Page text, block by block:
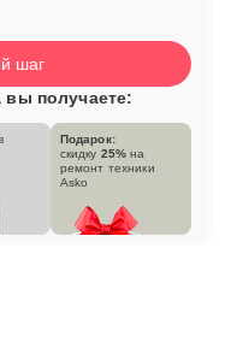
шаг
вы получаете:
Подарок:
скидку 25% на
ремонт техники
Asko